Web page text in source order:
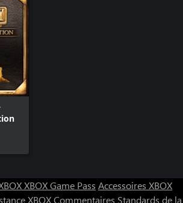
XBOX Game Pass Accessoires XBOX
XBOXCommentaires Standards de la